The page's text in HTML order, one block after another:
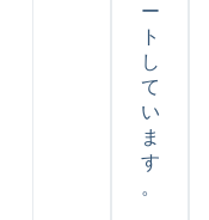
ー
ト
し
て
い
ま
す
。